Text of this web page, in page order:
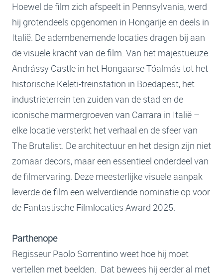
Hoewel de film zich afspeelt in Pennsylvania, werd
hij grotendeels opgenomen in Hongarije en deels in
Italië. De adembenemende locaties dragen bij aan
de visuele kracht van de film. Van het majestueuze
Andrássy Castle in het Hongaarse Tóalmás tot het
historische Keleti-treinstation in Boedapest, het
industrieterrein ten zuiden van de stad en de
iconische marmergroeven van Carrara in Italië –
elke locatie versterkt het verhaal en de sfeer van
The Brutalist. De architectuur en het design zijn niet
zomaar decors, maar een essentieel onderdeel van
de filmervaring. Deze meesterlijke visuele aanpak
leverde de film een welverdiende nominatie op voor
de Fantastische Filmlocaties Award 2025.
Parthenope
Regisseur Paolo Sorrentino weet hoe hij moet
vertellen met beelden. Dat bewees hij eerder al met